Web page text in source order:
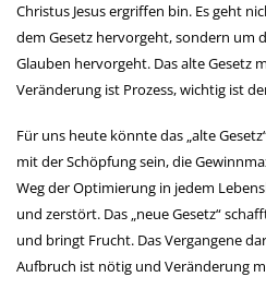
Christus Jesus ergriffen bin. Es geht
dem Gesetz hervorgeht, sondern um
Glauben hervorgeht. Das alte Gesetz
Veränderung ist Prozess, wichtig ist
Für uns heute könnte das „alte
mit der Schöpfung sein, die
Weg der Optimierung in jedem
und zerstört. Das „neue Gesetz“
und bringt Frucht. Das Vergangene
Aufbruch ist nötig und Veränderung